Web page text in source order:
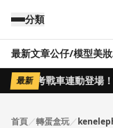
分類
最新文章公仔/模型美
最新
佐與思考戰車連動登場
首頁／轉蛋盒玩／